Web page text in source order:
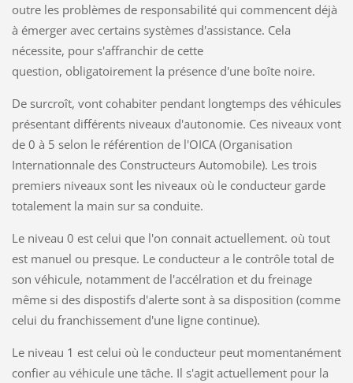
outre les problèmes de responsabilité qui commencent déjà
à émerger avec certains systèmes d'assistance. Cela
nécessite, pour s'affranchir de cette
question, obligatoirement la présence d'une boîte noire.
De surcroît, vont cohabiter pendant longtemps des véhicules
présentant différents niveaux d'autonomie. Ces niveaux vont
de 0 à 5 selon le référention de l'OICA (Organisation
Internationnale des Constructeurs Automobile). Les trois
premiers niveaux sont les niveaux où le conducteur garde
totalement la main sur sa conduite.
Le niveau 0 est celui que l'on connait actuellement. où tout
est manuel ou presque. Le conducteur a le contrôle total de
son véhicule, notamment de l'accélration et du freinage
même si des dispostifs d'alerte sont à sa disposition (comme
celui du franchissement d'une ligne continue).
Le niveau 1 est celui où le conducteur peut momentanément
confier au véhicule une tâche. Il s'agit actuellement pour la